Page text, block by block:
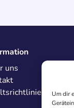
Um dir
uns